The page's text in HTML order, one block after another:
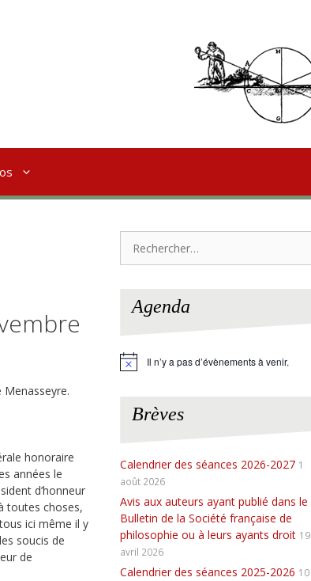
honoraire
années le
d’honneur
toutes choses,
ici même il y
soucis de
de
Agenda
N
Il n’y a pas d’évènements à venir.
Brèves
Calendrier des séances 2026-2027 1
août 2026
Avis aux auteurs ayant publié dans le
Bulletin de la Société française de
philosophie ou à leurs ayants droit 19
avril 2026
Calendrier des séances 2025-2026 10